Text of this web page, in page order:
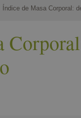
Índice de Masa Corporal: